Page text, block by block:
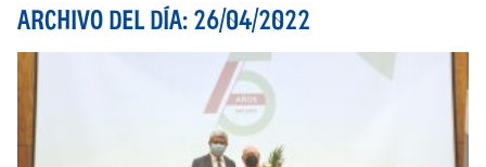
ARCHIVO DEL DÍA: 26/04/2022